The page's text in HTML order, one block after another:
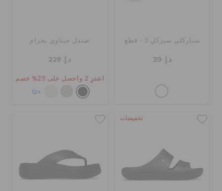
سباركلي سيركل 3 - قطع
د.إ. 39
صندل جبتاوي بحزام
د.إ. 229
اشترِ 2 واحصل على 25% خصم
+12
تخفيضات